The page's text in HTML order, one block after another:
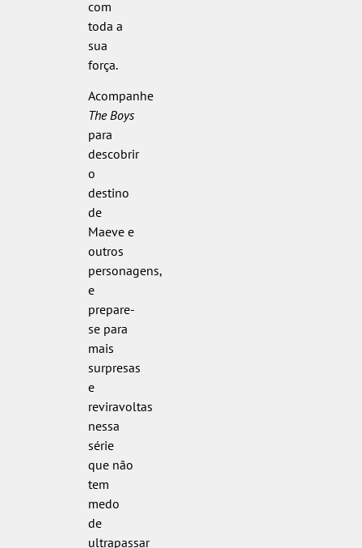
com
toda a
sua
força.
Acompanhe
The Boys
para
descobrir
o
destino
de
Maeve e
outros
personagens,
e
prepare-
se para
mais
surpresas
e
reviravoltas
nessa
série
que não
tem
medo
de
ultrapassar